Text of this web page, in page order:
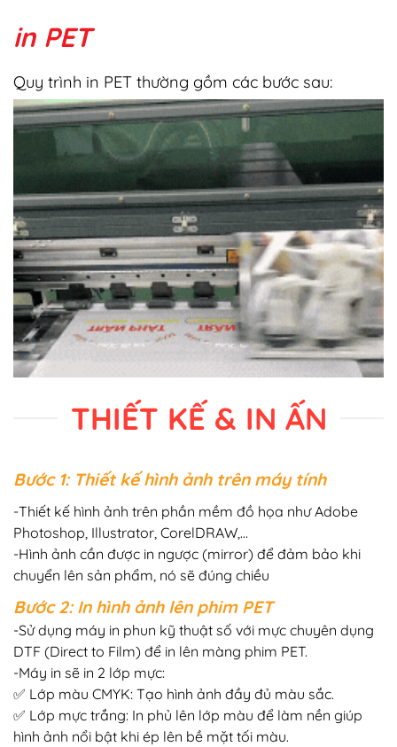
in PET
Quy trình in PET thường gồm các bước sau:
THIẾT KẾ & IN ẤN
Bước 1: Thiết kế hình ảnh trên máy tính
-Thiết kế hình ảnh trên phần mềm đồ họa như Adobe
Photoshop, Illustrator, CorelDRAW,…
-Hình ảnh cần được in ngược (mirror) để đảm bảo khi
chuyển lên sản phẩm, nó sẽ đúng chiều
Bước 2: In hình ảnh lên phim PET
-Sử dụng máy in phun kỹ thuật số với mực chuyên dụng
DTF (Direct to Film) để in lên màng phim PET.
-Máy in sẽ in 2 lớp mực:
✅ Lớp màu CMYK: Tạo hình ảnh đầy đủ màu sắc.
✅ Lớp mực trắng: In phủ lên lớp màu để làm nền giúp
hình ảnh nổi bật khi ép lên bề mặt tối màu.